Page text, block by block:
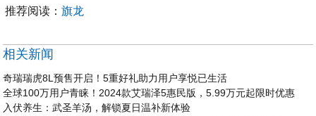
推荐阅读：旗龙
相关新闻
奇瑞瑞虎8L预售开启！5重好礼助力用户享悦已生活
全球100万用户青睐！2024款艾瑞泽5惠民版，5.99万元起限时优惠
入伏养生：武圣羊汤，解锁夏日温补新体验